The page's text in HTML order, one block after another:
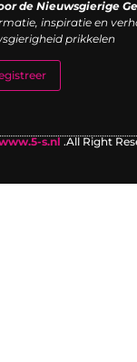
de Nieuwsgierige
inspiratie en
prikkelen
s.nl .All Right